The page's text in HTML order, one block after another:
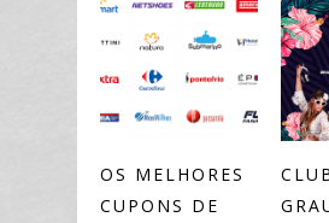
OS MELHORES
CUPONS DE